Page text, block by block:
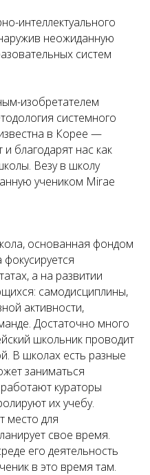
интеллектуального
неожиданную
систем
изобретателем
системного
в Корее —
благодарят нас как
Везу в школу
учеником Mirae
основанная фондом
а на развитии
самодисциплины,
активности,
Достаточно много
школьник проводит
В школах есть разные
заниматься
кураторы
их учебу.
место для
свое время.
его деятельность
в это время там.